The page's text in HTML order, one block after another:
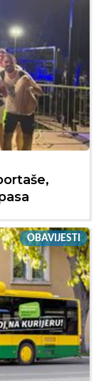
OBAVIJESTI